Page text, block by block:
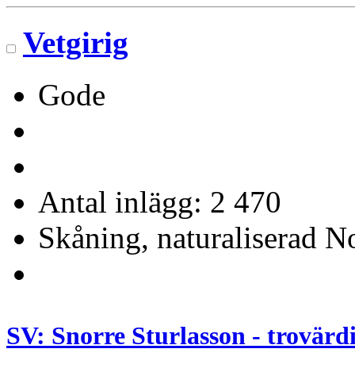
Vetgirig
Gode
Antal inlägg: 2 470
Skåning, naturaliserad
SV: Snorre Sturlasson -